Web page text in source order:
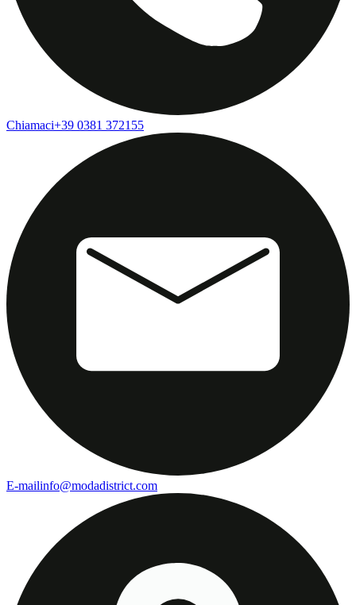
Chiamaci+39 0381 372155
E-mailinfo@modadistrict.com